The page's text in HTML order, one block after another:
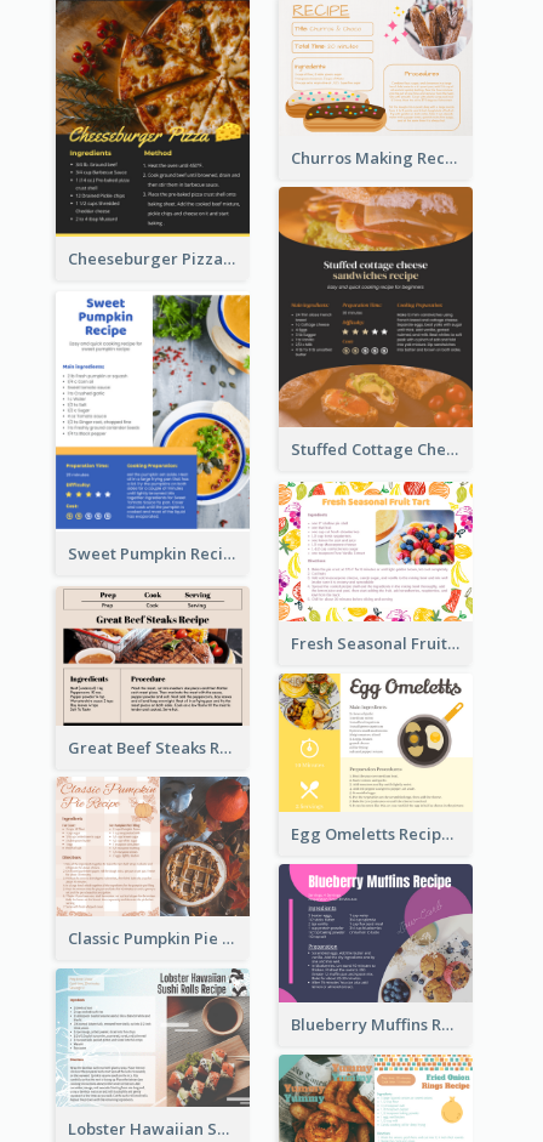
Cheeseburger Pizza Recipe Card
Churros Making Recipe Card
Stuffed Cottage Cheese Sandwiches Recipe
Sweet Pumpkin Recipe Card
Fresh Seasonal Fruit Tart Recipe Card
Great Beef Steaks Recipe Card
Egg Omeletts Recipe Card
Classic Pumpkin Pie Recipe Card
Blueberry Muffins Recipe Card
Lobster Hawaiian Sushi Rolls Recipe Card